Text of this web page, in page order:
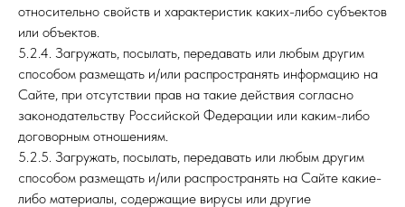
относительно свойств и характеристик каких-либо субъектов
или объектов.
5.2.4. Загружать, посылать, передавать или любым другим
способом размещать и/или распространять информацию на
Сайте, при отсутствии прав на такие действия согласно
законодательству Российской Федерации или каким-либо
договорным отношениям.
5.2.5. Загружать, посылать, передавать или любым другим
способом размещать и/или распространять на Сайте какие-
либо материалы, содержащие вирусы или другие